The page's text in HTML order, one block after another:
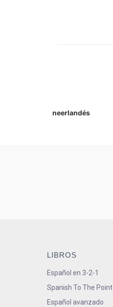
neerlandés
LIBROS
Español en 3-2-1
Spanish To The Point
Español avanzado